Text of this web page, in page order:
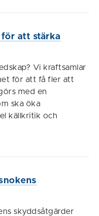
att stärka
Vi kraftsamlar
för att få fler att
med en
ska öka
källkritik och
skyddsåtgärder